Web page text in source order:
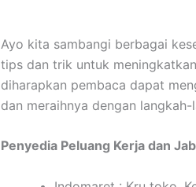
Ayo kita sambangi berbagai
tips dan trik untuk
diharapkan pembaca dapat
dan meraihnya dengan
Penyedia Peluang Kerja dan